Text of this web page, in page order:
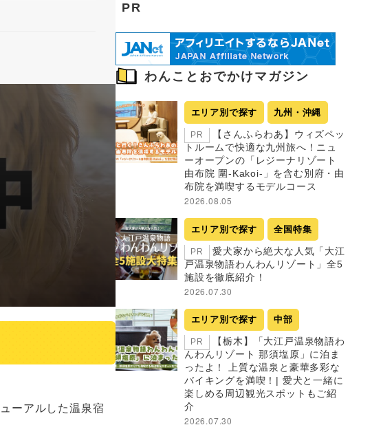
PR
わんことおでかけマガジン
エリア別で探す 九州・沖縄
PR
【さんふらわあ】ウィズペッ
トルームで快適な九州旅へ！ニュ
ーオープンの「レジーナリゾート
由布院 圍-Kakoi-」を含む別府・由
布院を満喫するモデルコース
2026.08.05
エリア別で探す 全国特集
PR
愛犬家から絶大な人気「大江
戸温泉物語わんわんリゾート」全5
施設を徹底紹介！
2026.07.30
エリア別で探す 中部
PR
【栃木】「大江戸温泉物語わ
んわんリゾート 那須塩原」に泊ま
ったよ！ 上質な温泉と豪華多彩な
バイキングを満喫！| 愛犬と一緒に
楽しめる周辺観光スポットもご紹
介
2026.07.30